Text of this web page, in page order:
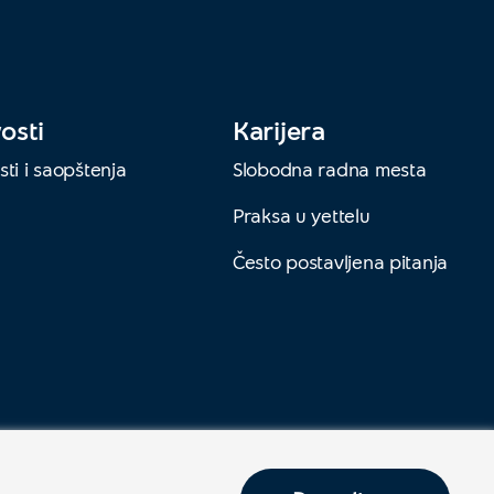
i saopštenja
Karijera
Slobodna radna mesta
Praksa u yettelu
Često postavljena pitanja